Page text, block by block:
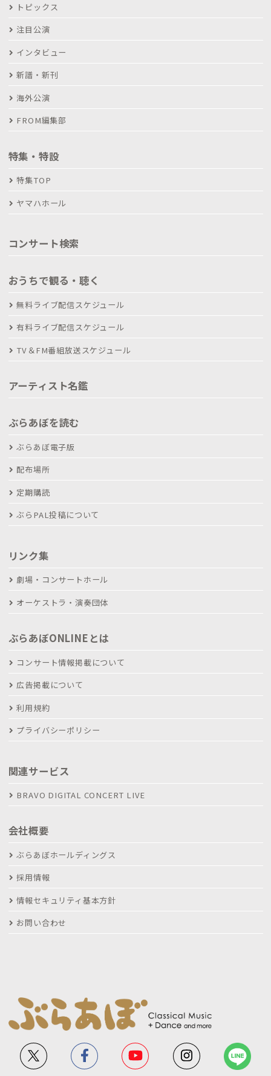
トピックス
注目公演
インタビュー
新譜・新刊
海外公演
FROM編集部
特集・特設
特集TOP
ヤマハホール
コンサート検索
おうちで観る・聴く
無料ライブ配信スケジュール
有料ライブ配信スケジュール
TV＆FM番組放送スケジュール
アーティスト名鑑
ぶらあぼを読む
ぶらあぼ電子版
配布場所
定期購読
ぶらPAL投稿について
リンク集
劇場・コンサートホール
オーケストラ・演奏団体
ぶらあぼONLINEとは
コンサート情報掲載について
広告掲載について
利用規約
プライバシーポリシー
関連サービス
BRAVO DIGITAL CONCERT LIVE
会社概要
ぶらあぼホールディングス
採用情報
情報セキュリティ基本方針
お問い合わせ